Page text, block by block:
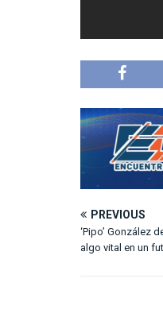
PREVIOUS
‘Pipo’ González
algo vital en un